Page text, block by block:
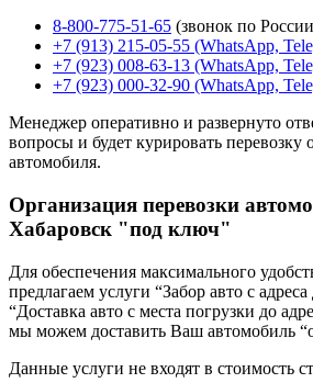
8-800-775-51-65 (звонок по
+7 (913) 215-05-55 (WhatsApp,
+7 (923) 008-63-13 (WhatsApp,
+7 (923) 000-32-90 (WhatsApp,
Менеджер оперативно и развернуто
вопросы и будет курировать
автомобиля.
Организация перевозки
Хабаровск "под ключ"
Для обеспечения максимального
предлагаем услуги “Забор авто с
“Доставка авто с места погрузки до
мы можем доставить Ваш автомобиль
Данные услуги не входят в стоимость